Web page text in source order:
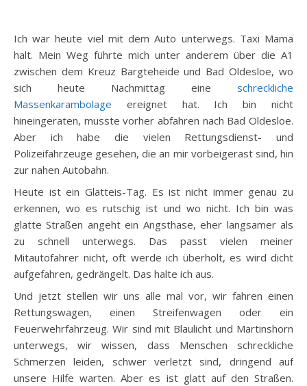
Ich war heute viel mit dem Auto unterwegs. Taxi Mama
halt. Mein Weg führte mich unter anderem über die A1
zwischen dem Kreuz Bargteheide und Bad Oldesloe, wo
sich heute Nachmittag eine schreckliche
Massenkarambolage ereignet hat. Ich bin nicht
hineingeraten, musste vorher abfahren nach Bad Oldesloe.
Aber ich habe die vielen Rettungsdienst- und
Polizeifahrzeuge gesehen, die an mir vorbeigerast sind, hin
zur nahen Autobahn.
Heute ist ein Glatteis-Tag. Es ist nicht immer genau zu
erkennen, wo es rutschig ist und wo nicht. Ich bin was
glatte Straßen angeht ein Angsthase, eher langsamer als
zu schnell unterwegs. Das passt vielen meiner
Mitautofahrer nicht, oft werde ich überholt, es wird dicht
aufgefahren, gedrängelt. Das halte ich aus.
Und jetzt stellen wir uns alle mal vor, wir fahren einen
Rettungswagen, einen Streifenwagen oder ein
Feuerwehrfahrzeug. Wir sind mit Blaulicht und Martinshorn
unterwegs, wir wissen, dass Menschen schreckliche
Schmerzen leiden, schwer verletzt sind, dringend auf
unsere Hilfe warten. Aber es ist glatt auf den Straßen.